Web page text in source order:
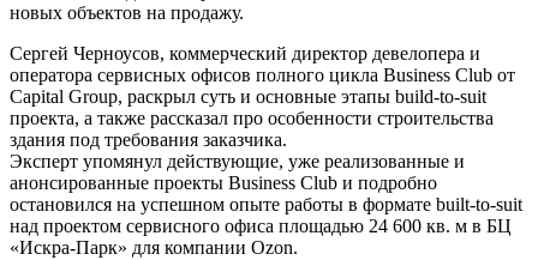
новых объектов на продажу.
Сергей Черноусов, коммерческий директор девелопера и
оператора сервисных офисов полного цикла Business Club от
Capital Group, раскрыл суть и основные этапы build-to-suit
проекта, а также рассказал про особенности строительства
здания под требования заказчика.
Эксперт упомянул действующие, уже реализованные и
анонсированные проекты Business Club и подробно
остановился на успешном опыте работы в формате built-to-suit
над проектом сервисного офиса площадью 24 600 кв. м в БЦ
«Искра-Парк» для компании Ozon.